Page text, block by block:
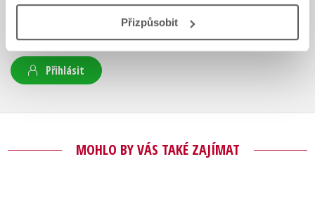
Přizpůsobit
Uživatelskou recenzi mohou vkládat pouze registrovaní uživatelé
Přihlásit
MOHLO BY VÁS TAKÉ ZAJÍMAT